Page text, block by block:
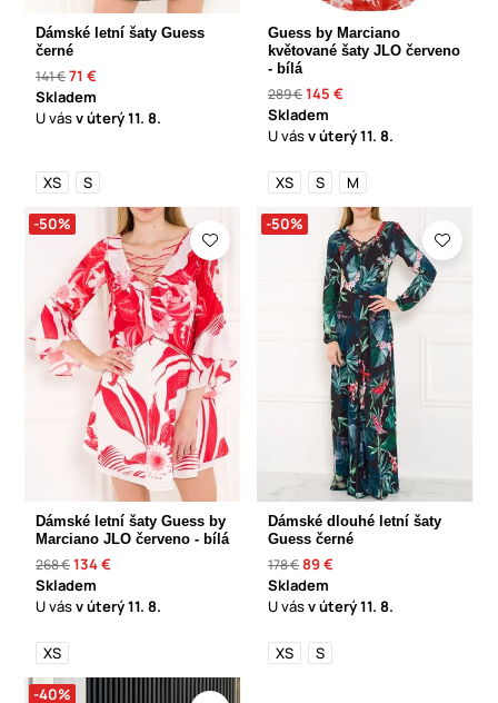
Dámské letní šaty Guess
černé
141 €71 €
Skladem
U vásv úterý11. 8.
XS S
Guess by Marciano
květované šaty JLO červeno
- bílá
289 €145 €
Skladem
U vásv úterý11. 8.
XS S M
-50%
Dámské letní šaty Guess by
Marciano JLO červeno - bílá
268 €134 €
Skladem
U vásv úterý11. 8.
XS
-50%
Dámské dlouhé letní šaty
Guess černé
178 €89 €
Skladem
U vásv úterý11. 8.
XS S
-40%